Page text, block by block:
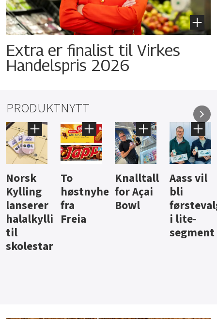
Extra er finalist til Virkes
Handelspris 2026
PRODUKTNYTT
Knalltall
for Açai
Bowl
Aass vil
bli
førstevalg
i lite-
Brus og
jus fra
Berentsen
Hard
iste fra
Hansa